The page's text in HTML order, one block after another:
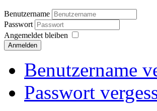
Benutzername
Passwort
Angemeldet bleiben
Anmelden
Benutzername
Passwort